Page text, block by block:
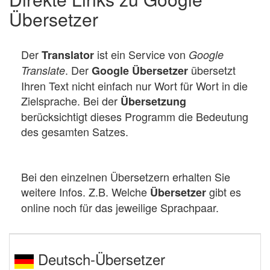
Übersetzer
DerTranslator ist ein Service von Google
Translate. DerGoogle Übersetzer übersetzt
Ihren Text nicht einfach nur Wort für Wort in die
Zielsprache. Bei der Übersetzung
berücksichtigt dieses Programm die Bedeutung
des gesamten Satzes.
Bei den einzelnen Übersetzern erhalten Sie
weitere Infos. Z.B. Welche Übersetzergibt es
online noch für das jeweilige Sprachpaar.
Deutsch-Übersetzer